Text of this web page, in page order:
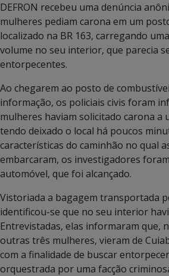
DEFRON recebeu uma denúncia
mulheres pediam carona em um
localizado na BR 163, carregando
volume no seu interior, que parecia
entorpecentes.
Ao chegarem ao posto de
informação, os policiais civis foram
mulheres haviam solicitado carona a
tendo deixado o local há poucos
características do caminhão no qual
embarcaram, os investigadores
automóvel, que foi alcançado.
Vistoriada a bagagem transportada
identificou-se que no seu interior
Entrevistadas, elas informaram que,
outras três mulheres, vieram de
com a finalidade de buscar
orquestrada por uma facção